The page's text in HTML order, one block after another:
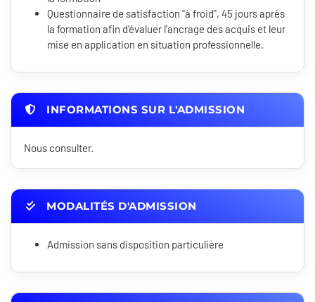
Questionnaire de satisfaction "à froid", 45 jours après
la formation afin d'évaluer l'ancrage des acquis et leur
mise en application en situation professionnelle.
INFORMATIONS SUR L'ADMISSION
Nous consulter.
MODALITÉS D'ADMISSION
Admission sans disposition particulière